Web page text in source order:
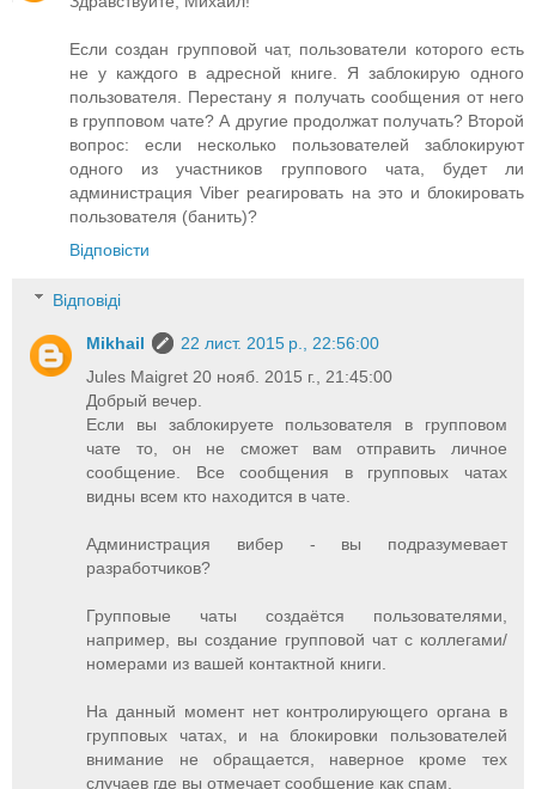
Если создан групповой чат, пользователи которого есть
не у каждого в адресной книге. Я заблокирую одного
пользователя. Перестану я получать сообщения от него
в групповом чате? А другие продолжат получать? Второй
вопрос: если несколько пользователей заблокируют
одного из участников группового чата, будет ли
администрация Viber реагировать на это и блокировать
пользователя (банить)?
Відповісти
Відповіді
Mikhail
22 лист. 2015 р., 22:56:00
Jules Maigret 20 нояб. 2015 г., 21:45:00
Добрый вечер.
Если вы заблокируете пользователя в групповом
чате то, он не сможет вам отправить личное
сообщение. Все сообщения в групповых чатах
видны всем кто находится в чате.
Администрация вибер - вы подразумевает
разработчиков?
Групповые чаты создаётся пользователями,
например, вы создание групповой чат с коллегами/
номерами из вашей контактной книги.
На данный момент нет контролирующего органа в
групповых чатах, и на блокировки пользователей
внимание не обращается, наверное кроме тех
случаев где вы отмечает сообщение как спам.